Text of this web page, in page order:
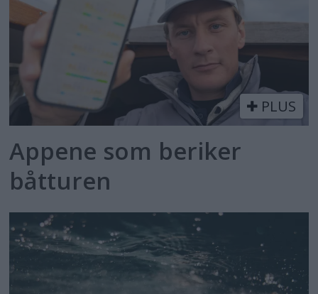
PLUS
Appene som beriker
båtturen